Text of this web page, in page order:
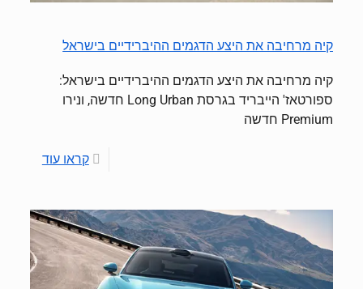
קיה מרחיבה את היצע הדגמים ההיברידיים בישראל
קיה מרחיבה את היצע הדגמים ההיברידיים בישראל:
ספורטאז' הייבריד בגרסת Long Urban חדשה, ונירו
Premium חדשה
קראו עוד